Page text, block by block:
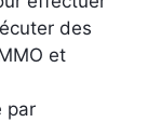
des
et
par